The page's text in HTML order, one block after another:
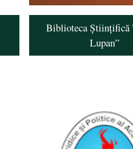
Biblioteca Științifică
Lupan”